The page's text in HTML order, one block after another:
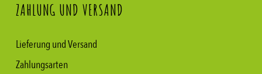
ZAHLUNG UND VERSAND
Lieferung und Versand
Zahlungsarten